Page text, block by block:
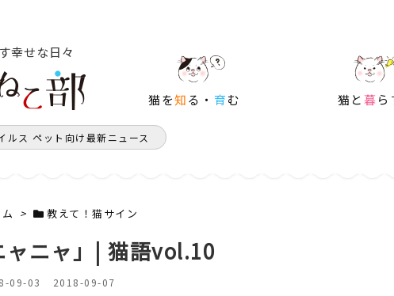
幸せな日々
猫を知る・ 育む 猫と暮ら
ルス ペット向け最新ニュース
> 教えて！猫サイン
ャニャ」| 猫語vol.10
09-03 2018-09-07